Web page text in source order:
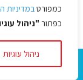
כמפורטבמדיניות
כפתור "ניהול
ניהול עוגיות
בתחרות
ומלפניך,
– נסו